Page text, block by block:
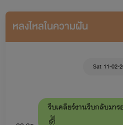
มันแซ่บเกินก็พอครับ คอมเมนต์ได้
นางเอกจะง
หลงไหลในความฝัน
Sat 11-02-
รีบเคลียร์งานรีบกลับมาร
✌️